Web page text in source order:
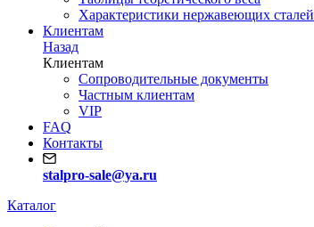
Характеристики нержавеющих сталей
Клиентам
Назад
Клиентам
Сопроводительные документы
Частным клиентам
VIP
FAQ
Контакты
stalpro-sale@ya.ru
Каталог